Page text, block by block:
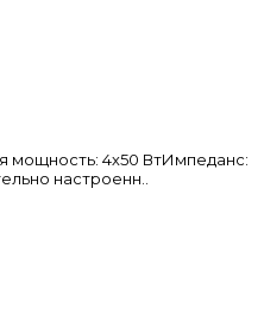
мощность: 4х50 ВтИмпеданс:
настроенн..